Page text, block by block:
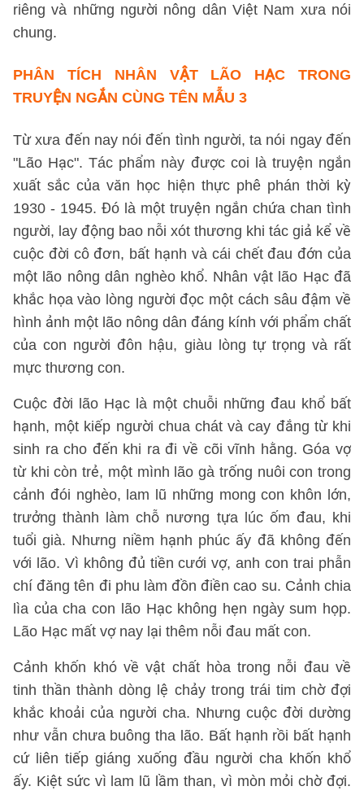
riêng và những người nông dân Việt Nam xưa nói
chung.
PHÂN TÍCH NHÂN VẬT LÃO HẠC TRONG
TRUYỆN NGẮN CÙNG TÊN MẪU 3
Từ xưa đến nay nói đến tình người, ta nói ngay đến
"Lão Hạc". Tác phẩm này được coi là truyện ngắn
xuất sắc của văn học hiện thực phê phán thời kỳ
1930 - 1945. Đó là một truyện ngắn chứa chan tình
người, lay động bao nỗi xót thương khi tác giả kể về
cuộc đời cô đơn, bất hạnh và cái chết đau đớn của
một lão nông dân nghèo khổ. Nhân vật lão Hạc đã
khắc họa vào lòng người đọc một cách sâu đậm về
hình ảnh một lão nông dân đáng kính với phẩm chất
của con người đôn hậu, giàu lòng tự trọng và rất
mực thương con.
Cuộc đời lão Hạc là một chuỗi những đau khổ bất
hạnh, một kiếp người chua chát và cay đắng từ khi
sinh ra cho đến khi ra đi về cõi vĩnh hằng. Góa vợ
từ khi còn trẻ, một mình lão gà trống nuôi con trong
cảnh đói nghèo, lam lũ những mong con khôn lớn,
trưởng thành làm chỗ nương tựa lúc ốm đau, khi
tuổi già. Nhưng niềm hạnh phúc ấy đã không đến
với lão. Vì không đủ tiền cưới vợ, anh con trai phẫn
chí đăng tên đi phu làm đồn điền cao su. Cảnh chia
lìa của cha con lão Hạc không hẹn ngày sum họp.
Lão Hạc mất vợ nay lại thêm nỗi đau mất con.
Cảnh khốn khó về vật chất hòa trong nỗi đau về
tinh thần thành dòng lệ chảy trong trái tim chờ đợi
khắc khoải của người cha. Nhưng cuộc đời dường
như vẫn chưa buông tha lão. Bất hạnh rồi bất hạnh
cứ liên tiếp giáng xuống đầu người cha khốn khổ
ấy. Kiệt sức vì lam lũ lầm than, vì mòn mỏi chờ đợi.